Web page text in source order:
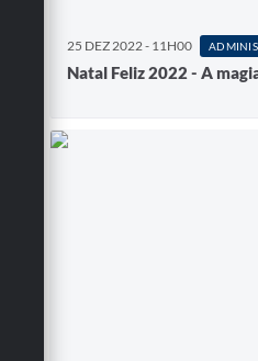
25 DEZ 2022 - 11H00
Natal Feliz 2022 - A